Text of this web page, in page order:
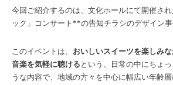
今回ご紹介するのは、文化ホールにて開催さ
ック」コンサート**の告知チラシのデザイン事
このイベントは、 おいしいスイーツを楽しみ
音楽を気軽に聴けるという、日常の中にちょ
うな内容で、地域の方々を中心に幅広い年齢